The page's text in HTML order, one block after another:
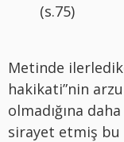
(s.75)
Metinde
hakikati”nin
olmadığına
sirayet etmiş bu